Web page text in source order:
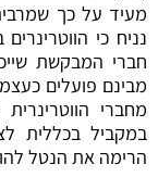
מעיד על כך
חברי המבקשת
מבינם פועלים
מחברי
במקביל בכללית
הרימה את הנטל